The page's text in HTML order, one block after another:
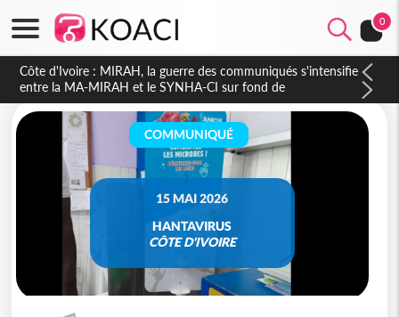
0
Côte d'Ivoire : Indépendance 2026, Thiam plaide pour un
environnement démocratique plus apaisé
COMMUNIQUÉ
15 MAI 2026
HANTAVIRUS
CÔTE D'IVOIRE